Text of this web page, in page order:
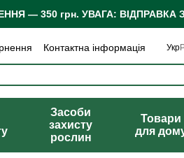
— 350 грн. УВАГА: ВІДПРАВКА
Контактна інформація
Відгуки про магазин
Укр
Засоби
захисту
рослин
Товари
для